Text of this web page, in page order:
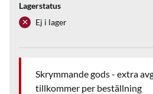
Lagerstatus
Ej i lager
Skrymmande gods - extra
tillkommer per beställning